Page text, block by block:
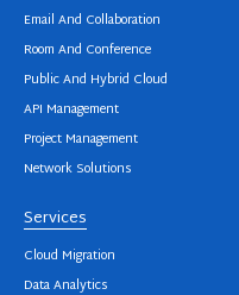
Email And Collaboration
Room And Conference
Public And Hybrid Cloud
API Management
Project Management
Network Solutions
Services
Cloud Migration
Data Analytics